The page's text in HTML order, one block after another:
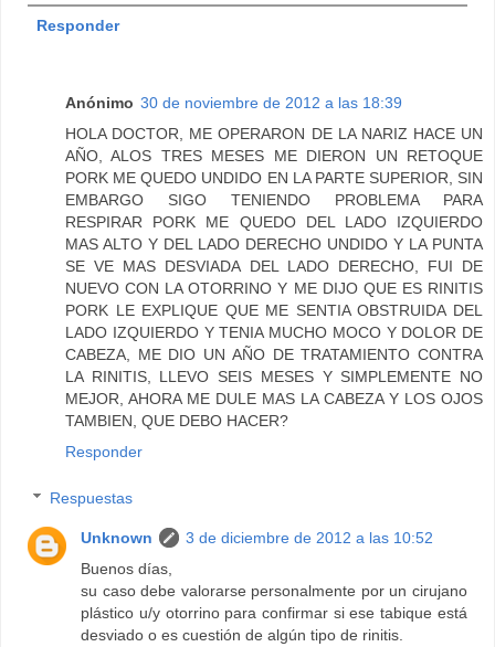
Responder
Anónimo 30 de noviembre de 2012 a las 18:39
HOLA DOCTOR, ME OPERARON DE LA NARIZ HACE UN
AÑO, ALOS TRES MESES ME DIERON UN RETOQUE
PORK ME QUEDO UNDIDO EN LA PARTE SUPERIOR, SIN
EMBARGO SIGO TENIENDO PROBLEMA PARA
RESPIRAR PORK ME QUEDO DEL LADO IZQUIERDO
MAS ALTO Y DEL LADO DERECHO UNDIDO Y LA PUNTA
SE VE MAS DESVIADA DEL LADO DERECHO, FUI DE
NUEVO CON LA OTORRINO Y ME DIJO QUE ES RINITIS
PORK LE EXPLIQUE QUE ME SENTIA OBSTRUIDA DEL
LADO IZQUIERDO Y TENIA MUCHO MOCO Y DOLOR DE
CABEZA, ME DIO UN AÑO DE TRATAMIENTO CONTRA
LA RINITIS, LLEVO SEIS MESES Y SIMPLEMENTE NO
MEJOR, AHORA ME DULE MAS LA CABEZA Y LOS OJOS
TAMBIEN, QUE DEBO HACER?
Responder
Respuestas
Unknown
3 de diciembre de 2012 a las 10:52
Buenos días,
su caso debe valorarse personalmente por un cirujano
plástico u/y otorrino para confirmar si ese tabique está
desviado o es cuestión de algún tipo de rinitis.